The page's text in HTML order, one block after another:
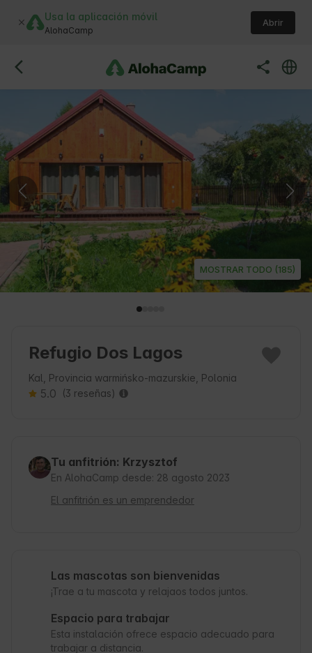
Usa la aplicación móvil
AlohaCamp
Abrir
MOSTRAR TODO (185)
Refugio Dos Lagos
Kal, Provincia warmińsko-mazurskie, Polonia
5.0 (3 reseñas)
Tu anfitrión: Krzysztof
En AlohaCamp desde: 28 agosto 2023
El anfitrión es un emprendedor
Las mascotas son bienvenidas
¡Trae a tu mascota y relajaos todos juntos.
Espacio para trabajar
Esta instalación ofrece espacio adecuado para
trabajar a distancia.